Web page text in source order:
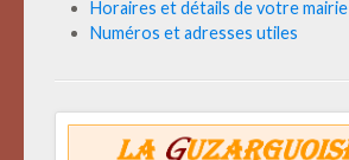
Horaires et détails de votre mairie
Numéros et adresses utiles